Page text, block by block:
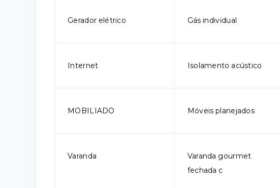
Gerador elétrico Gás individual
Internet Isolamento acústico
MOBILIADO Móveis planejados
Varanda
Varanda gourmet
fechada c